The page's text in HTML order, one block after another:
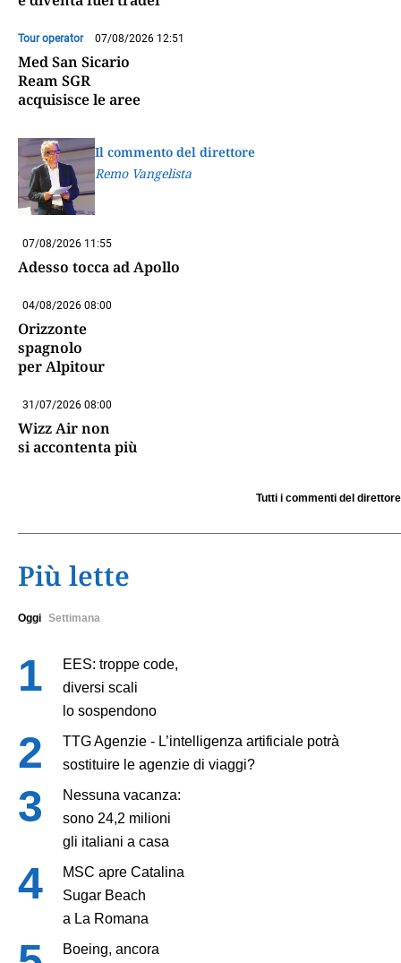
Tour operator 07/08/2026 12:51
Med San Sicario
Ream SGR
acquisisce le aree
Il commento del direttore
Remo Vangelista
07/08/2026 11:55
Adesso tocca ad Apollo
04/08/2026 08:00
Orizzonte
spagnolo
per Alpitour
31/07/2026 08:00
Wizz Air non
si accontenta più
Tutti i commenti del direttore
Più lette
Oggi Settimana
EES: troppe code,
diversi scali
lo sospendono
TTG Agenzie - L’intelligenza artificiale potrà
sostituire le agenzie di viaggi?
Nessuna vacanza:
sono 24,2 milioni
gli italiani a casa
MSC apre Catalina
Sugar Beach
a La Romana
Boeing, ancora